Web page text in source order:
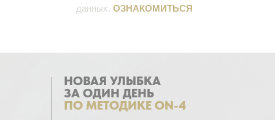
данных. ОЗНАКОМИТЬСЯ
НОВАЯ УЛЫБКА
ЗА ОДИН ДЕНЬ
ПО МЕТОДИКЕ ON-4